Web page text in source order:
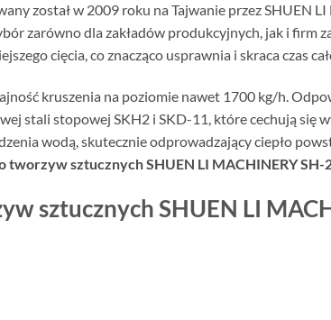
został w 2009 roku na Tajwanie przez SHUEN
zarówno dla zakładów produkcyjnych, jak i firm
cięcia, co znacząco usprawnia i skraca czas
kruszenia na poziomie nawet 1700 kg/h.
stali stopowej SKH2 i SKD-11, które cechują się
wodą, skutecznie odprowadzający ciepło
tworzyw sztucznych SHUEN LI MACHINERY SH-
sztucznych SHUEN LI